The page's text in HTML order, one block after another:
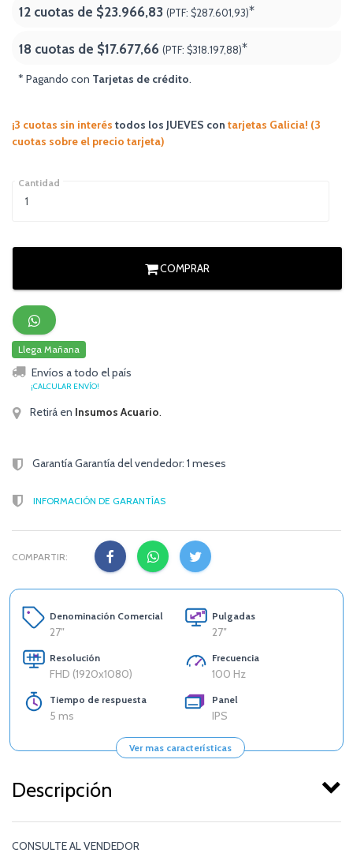
12 cuotas de $23.966,83 (PTF: $287.601,93)*
18 cuotas de $17.677,66 (PTF: $318.197,88)*
* Pagando con Tarjetas de crédito.
¡3 cuotas sin interés todos los JUEVES con tarjetas Galicia! (3
cuotas sobre el precio tarjeta)
Cantidad
COMPRAR
Llega Mañana
Envíos a todo el país
¡CALCULAR ENVÍO!
Retirá en Insumos Acuario.
Garantía Garantía del vendedor: 1 meses
INFORMACIÓN DE GARANTÍAS
COMPARTIR:
Denominación Comercial
27″
Pulgadas
27″
Resolución
FHD (1920x1080)
Frecuencia
100 Hz
Tiempo de respuesta
5 ms
Panel
IPS
Ver mas características
Descripción
CONSULTE AL VENDEDOR